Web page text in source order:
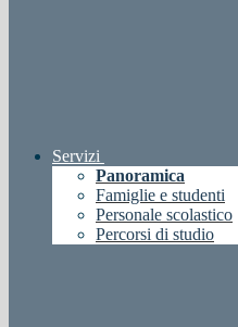
Servizi
Panoramica
Famiglie e studenti
Personale scolastico
Percorsi di studio